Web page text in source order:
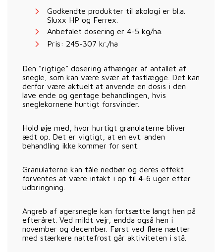
Godkendte produkter til økologi er bl.a.
Sluxx HP og Ferrex.
Anbefalet dosering er 4-5 kg/ha.
Pris: 245-307 kr./ha
Den ”rigtige” dosering afhænger af antallet af
snegle, som kan være svær at fastlægge. Det kan
derfor være aktuelt at anvende en dosis i den
lave ende og gentage behandlingen, hvis
sneglekornene hurtigt forsvinder.
Hold øje med, hvor hurtigt granulaterne bliver
ædt op. Det er vigtigt, at en evt. anden
behandling ikke kommer for sent.
Granulaterne kan tåle nedbør og deres effekt
forventes at være intakt i op til 4-6 uger efter
udbringning.
Angreb af agersnegle kan fortsætte langt hen på
efteråret. Ved mildt vejr, endda også hen i
november og december. Først ved flere nætter
med stærkere nattefrost går aktiviteten i stå.